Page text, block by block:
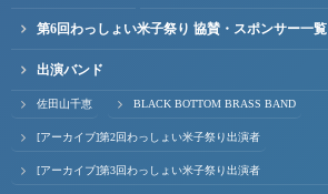
第6回わっしょい米子祭り 協賛・スポンサー一覧
出演バンド
佐田山千恵 BLACK BOTTOM BRASS BAND
[アーカイブ]第2回わっしょい米子祭り出演者
[アーカイブ]第3回わっしょい米子祭り出演者